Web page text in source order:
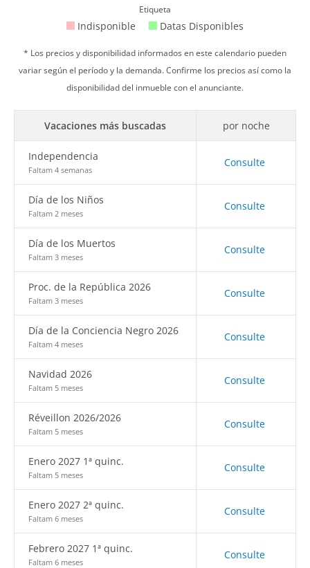
Etiqueta
Indisponible Datas Disponibles
* Los precios y disponibilidad informados en este calendario pueden
variar según el período y la demanda. Confirme los precios así como la
disponibilidad del inmueble con el anunciante.
Vacaciones más buscadas por noche
Independencia
Faltam 4 semanas
Consulte
Día de los Niños
Faltam 2 meses
Consulte
Día de los Muertos
Faltam 3 meses
Consulte
Proc. de la República 2026
Faltam 3 meses
Consulte
Día de la Conciencia Negro 2026
Faltam 4 meses
Consulte
Navidad 2026
Faltam 5 meses
Consulte
Réveillon 2026/2026
Faltam 5 meses
Consulte
Enero 2027 1ª quinc.
Faltam 5 meses
Consulte
Enero 2027 2ª quinc.
Faltam 6 meses
Consulte
Febrero 2027 1ª quinc.
Faltam 6 meses
Consulte